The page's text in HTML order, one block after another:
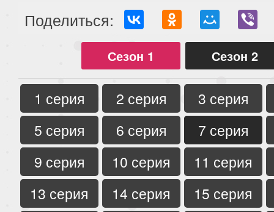
Поделиться:
Сезон 1 Сезон 2
1 серия 2 серия
3 серия
5 серия
6 серия
7 серия
9 серия
10 серия
11 серия
13 серия
14 серия
15 серия